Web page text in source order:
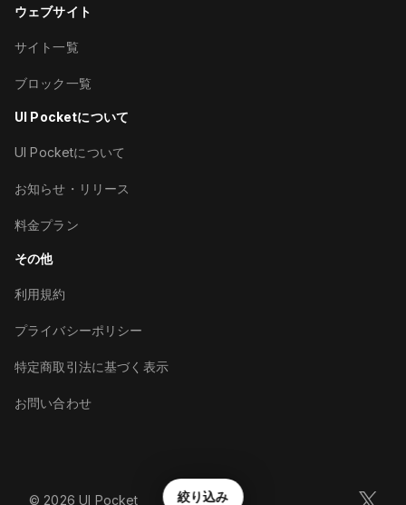
絞り込み
ウェブサイト
サイト一覧
ブロック一覧
UI Pocketについて
UI Pocketについて
お知らせ・リリース
料金プラン
その他
利用規約
プライバシーポリシー
特定商取引法に基づく表示
お問い合わせ
©︎ 2026 UI Pocket